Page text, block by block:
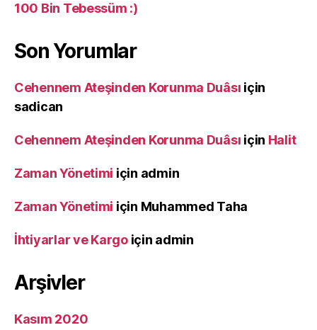
100 Bin Tebessüm :)
Son Yorumlar
Cehennem Ateşinden Korunma Duâsı için
sadican
Cehennem Ateşinden Korunma Duâsı için Halit
Zaman Yönetimi için admin
Zaman Yönetimi için Muhammed Taha
İhtiyarlar ve Kargoiçin admin
Arşivler
Kasım 2020